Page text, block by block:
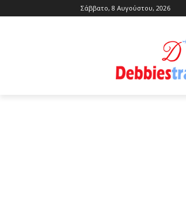
Σάββατο, 8 Αυγούστου, 2026